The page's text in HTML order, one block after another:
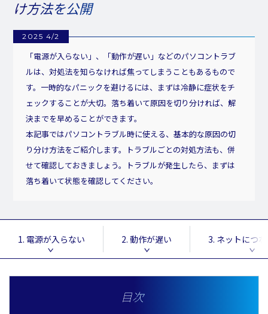
け方法を公開
2025 4/2
「電源が入らない」、「動作が遅い」などのパソコントラブ
ルは、対処法を知らなければ焦ってしまうこともあるもので
す。一時的なパニックを避けるには、まずは冷静に症状をチ
ェックすることが大切。落ち着いて原因を切り分ければ、解
決までを早めることができます。
本記事ではパソコントラブル時に使える、基本的な原因の切
り分け方法をご紹介します。トラブルごとの対処方法も、併
せて確認しておきましょう。トラブルが発生したら、まずは
落ち着いて状態を確認してください。
1. 電源が入らない 2. 動作が遅い 3. ネットにつ
目次